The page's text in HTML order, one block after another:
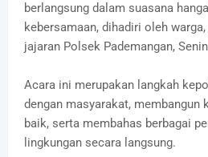
berlangsung dalam suasana
kebersamaan, dihadiri oleh warga,
jajaran Polsek Pademangan,
Acara ini merupakan langkah
dengan masyarakat, membangun
baik, serta membahas berbagai
lingkungan secara langsung.